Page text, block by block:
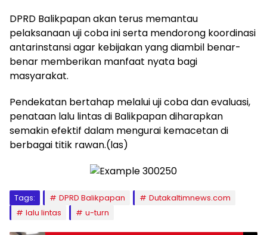
DPRD Balikpapan akan terus memantau
pelaksanaan uji coba ini serta mendorong koordinasi
antarinstansi agar kebijakan yang diambil benar-
benar memberikan manfaat nyata bagi
masyarakat.
Pendekatan bertahap melalui uji coba dan evaluasi,
penataan lalu lintas di Balikpapan diharapkan
semakin efektif dalam mengurai kemacetan di
berbagai titik rawan.(las)
Tags: DPRD Balikpapan
Dutakaltimnews.com
lalu lintas
u-turn